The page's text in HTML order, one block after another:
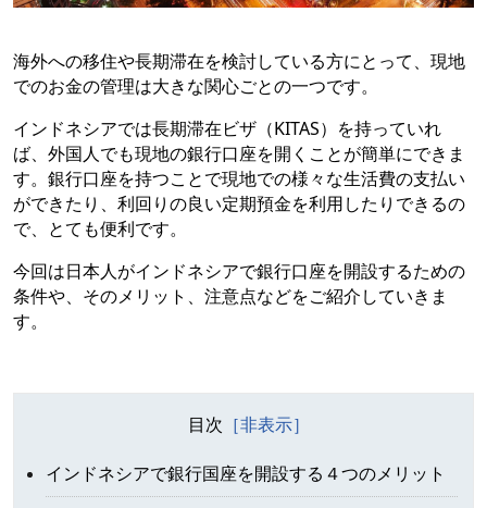
海外への移住や長期滞在を検討している方にとって、現地
でのお金の管理は大きな関心ごとの一つです。
インドネシアでは長期滞在ビザ（KITAS）を持っていれ
ば、外国人でも現地の銀行口座を開くことが簡単にできま
す。銀行口座を持つことで現地での様々な生活費の支払い
ができたり、利回りの良い定期預金を利用したりできるの
で、とても便利です。
今回は日本人がインドネシアで銀行口座を開設するための
条件や、そのメリット、注意点などをご紹介していきま
す。
目次
インドネシアで銀行国座を開設する４つのメリット